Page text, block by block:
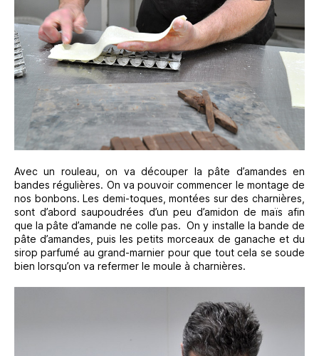
Avec un rouleau, on va découper la pâte d’amandes en
bandes régulières. On va pouvoir commencer le montage de
nos bonbons. Les demi-toques, montées sur des charnières,
sont d’abord saupoudrées d’un peu d’amidon de maïs afin
que la pâte d’amande ne colle pas. On y installe la bande de
pâte d’amandes, puis les petits morceaux de ganache et du
sirop parfumé au grand-marnier pour que tout cela se soude
bien lorsqu’on va refermer le moule à charnières.